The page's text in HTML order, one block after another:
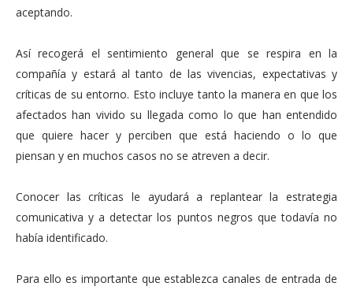
aceptando.
Así recogerá el sentimiento general que se respira en la
compañía y estará al tanto de las vivencias, expectativas y
críticas de su entorno. Esto incluye tanto la manera en que los
afectados han vivido su llegada como lo que han entendido
que quiere hacer y perciben que está haciendo o lo que
piensan y en muchos casos no se atreven a decir.
Conocer las críticas le ayudará a replantear la estrategia
comunicativa y a detectar los puntos negros que todavía no
había identificado.
Para ello es importante que establezca canales de entrada de